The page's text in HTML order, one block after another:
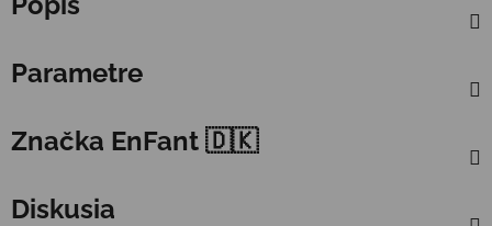
Parametre
Značka EnFant 🇩🇰
Diskusia